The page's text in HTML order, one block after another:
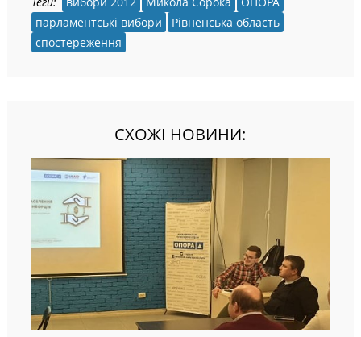
парламентські вибори
Рівненська область
спостереження
СХОЖІ НОВИНИ: